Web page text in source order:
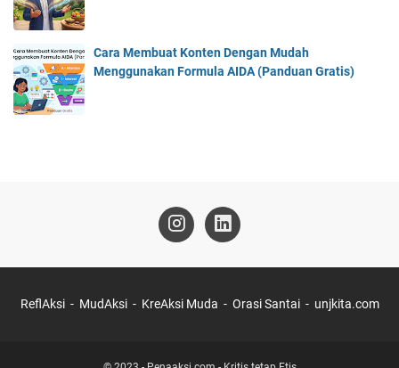
Cara Membuat Konten Dengan Mudah
Menggunakan Formula AIDA (Panduan Gratis)
ReflAksi MudAksi KreAksi Muda Orasi Santai unjkita.com